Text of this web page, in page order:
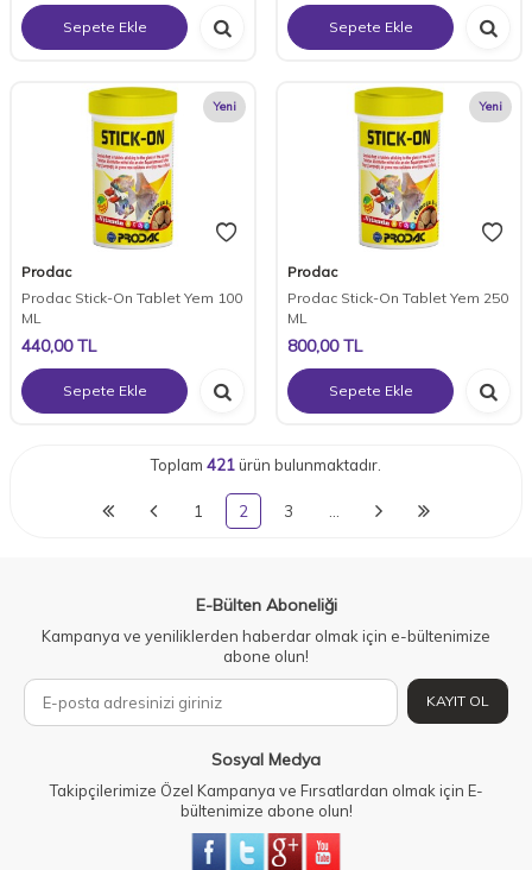
Sepete Ekle Sepete Ekle
Yeni
Prodac
Prodac Stick-On Tablet Yem 100
ML
440,00TL
Sepete Ekle
Yeni
Prodac
Prodac Stick-On Tablet Yem 250
ML
800,00TL
Sepete Ekle
Toplam 421ürün bulunmaktadır.
1 2 3
E-Bülten Aboneliği
Kampanya ve yeniliklerden haberdar olmak için e-bültenimize
abone olun!
KAYIT OL
Sosyal Medya
Takipçilerimize Özel Kampanya ve Fırsatlardan olmak için E-
bültenimize abone olun!